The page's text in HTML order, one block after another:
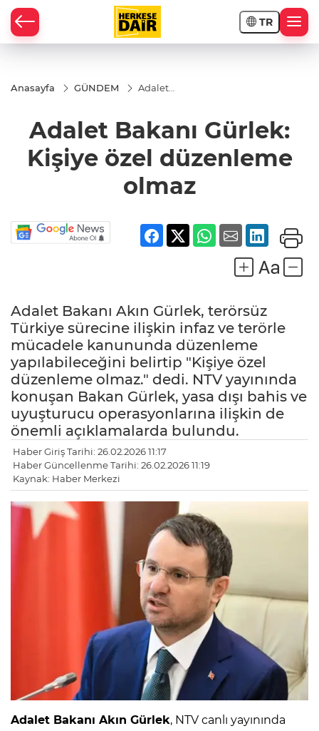
TR
Anasayfa GÜNDEM
Adalet
Kişiye özel
düzenleme
Adalet Bakanı Gürlek:
Kişiye özel düzenleme
olmaz
Adalet Bakanı Akın Gürlek, terörsüz
Türkiye sürecine ilişkin infaz ve terörle
mücadele kanununda düzenleme
yapılabileceğini belirtip "Kişiye özel
düzenleme olmaz." dedi. NTV yayınında
konuşan Bakan Gürlek, yasa dışı bahis ve
uyuşturucu operasyonlarına ilişkin de
önemli açıklamalarda bulundu.
Haber Giriş Tarihi: 26.02.2026 11:17
Haber Güncellenme Tarihi: 26.02.2026 11:19
Kaynak: Haber Merkezi
Adalet Bakanı Akın Gürlek, NTV canlı yayınında